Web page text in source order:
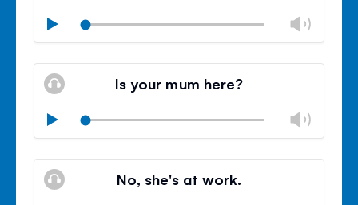
Play
stumm
Is your mum here?
Play
stumm
No, she's at work.